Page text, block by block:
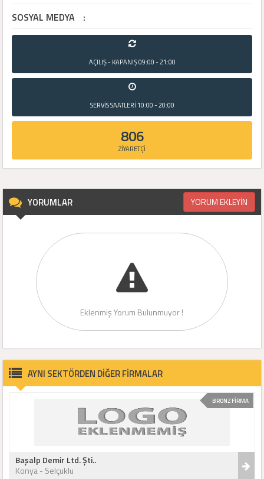
SOSYAL MEDYA :
AÇILIŞ - KAPANIŞ09:00 - 21:00
SERVİS SAATLERİ 10:00 - 20:00
806
ZİYARETÇİ
YORUMLAR YORUM EKLEYİN
Eklenmiş Yorum Bulunmuyor !
AYNI SEKTÖRDEN DİĞER FİRMALAR
BRONZ FİRMA
Başalp Demir Ltd. Şti..
Konya - Selçuklu